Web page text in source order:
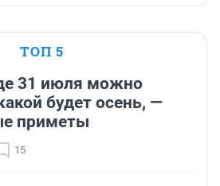
ТОП 5
31 июля можно
будет осень, —
приметы
15